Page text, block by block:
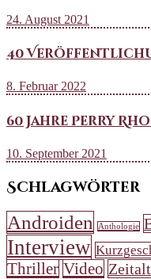
24. August 2021
40
8. Februar 2022
60 Jahre Perry
10. September 2021
Schlagwörter
Androiden Anthologie
Interview
Thriller Video